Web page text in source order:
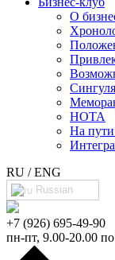
О
НОТА
На
RU / ENG
Russian
+7 (926) 695-49-90
пн-пт, 9.00-20.00